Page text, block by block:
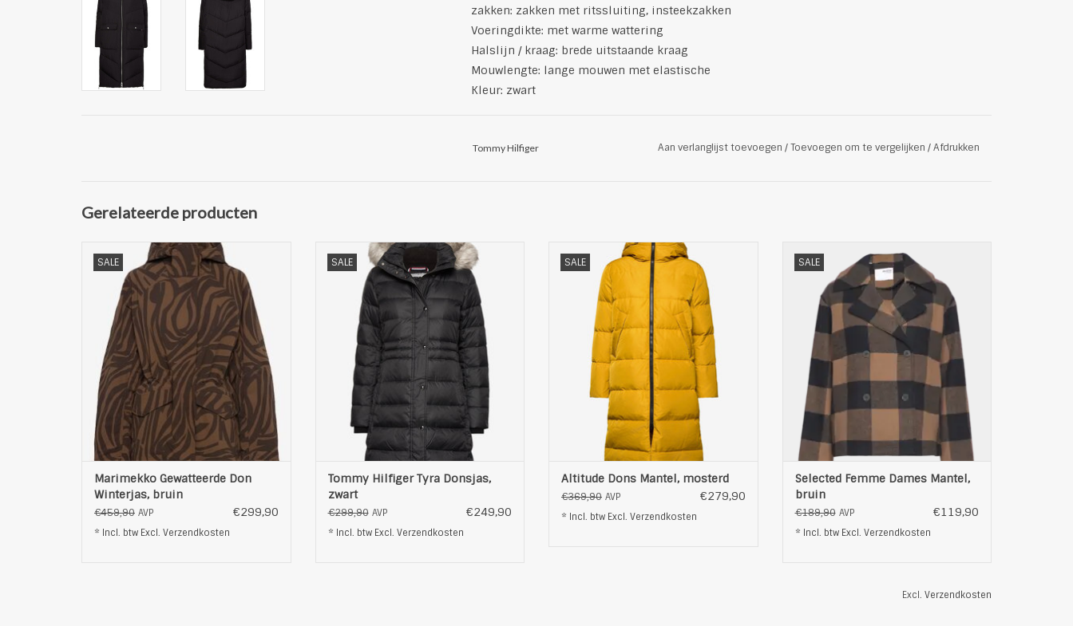
zakken: zakken met ritssluiting, insteekzakken
Voeringdikte: met warme wattering
Halslijn / kraag: brede uitstaande kraag
Mouwlengte: lange mouwen met elastische
Kleur: zwart
Tommy Hilfiger Aan verlanglijst toevoegen /Toevoegen om te vergelijken /Afdrukken
Gerelateerde producten
SALE
Trendy Lange Winterjas van Marimekko
Deze donsjas heeft een opvallend,
zebra-geïnspireerd patroon en een
relaxte, rechte pasvorm. Het heeft een
hoge, opstaande kraag en een vaste
capuchon met verstelbare trekkoorden.
Het ontwerp omvat een metalen rits me
TOEVOEGEN AAN WINKELWAGEN
Marimekko Gewatteerde Don
Winterjas, bruin
€459,90 AVP €299,90
* Incl. btw Excl. Verzendkosten
SALE
Trendy gewatteerde jas van Tommy
Hilfiger
normale pasvorm
brede staande kraag
hoogsluitende rits
Volledig gevoerd
water- en windafstotend
warme wattering
mouwen met boordjes binnenin
licht glanzende stof
zijzakken met rits
Afneembare capuchon
TOEVOEGEN AAN WINKELWAGEN
Tommy Hilfiger Tyra Donsjas,
zwart
€299,90 AVP €249,90
* Incl. btw Excl. Verzendkosten
SALE
Donsmantel van Altitude
Fluorocarbon-free: sustainable water
repellent fabric treatment
mouwen: mouwzomen met
geïntegreerde gebreide ribboordjes
voering/wattering: gevoerd/gewatteerd
extra's: logopatch op de mouwen
bovenmateriaal/voering: 100% polyes
TOEVOEGEN AAN WINKELWAGEN
Altitude Dons Mantel, mosterd
€369,90 AVP €279,90
* Incl. btw Excl. Verzendkosten
SALE
pasvorm: normaal
twee zijzakken
sluiting: knoppen
brede omslagkraag
materiaal: 50% gerecycled wol, 45%
polyester, 5% other stoffen
afgeronde zoom
TOEVOEGEN AAN WINKELWAGEN
Selected Femme Dames Mantel,
bruin
€189,90 AVP €119,90
* Incl. btw Excl. Verzendkosten
Excl. Verzendkosten